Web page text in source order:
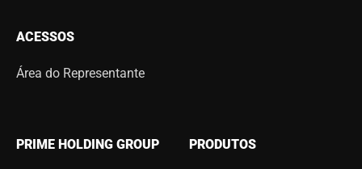
ACESSOS
Área do Representante
PRIME HOLDING GROUP PRODUTOS